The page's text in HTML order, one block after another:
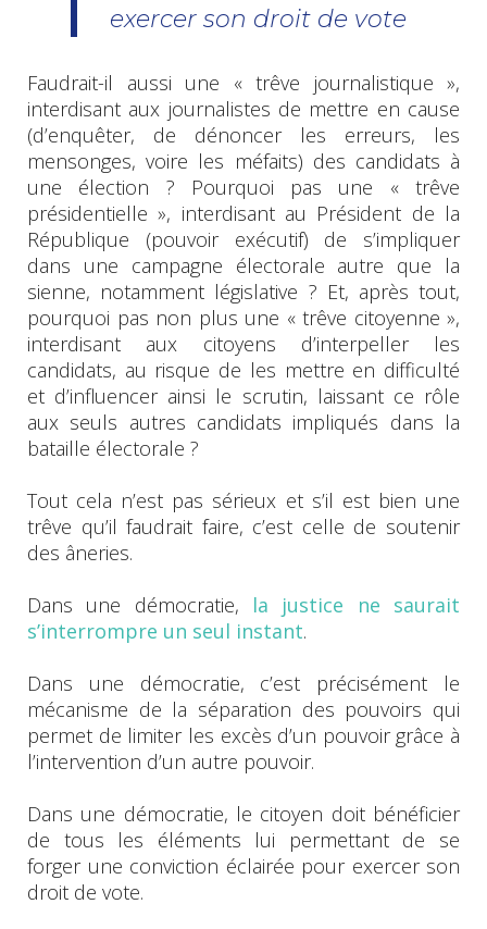
exercer son droit de vote
Faudrait-il aussi une « trêve journalistique »,
interdisant aux journalistes de mettre en cause
(d’enquêter, de dénoncer les erreurs, les
mensonges, voire les méfaits) des candidats à
une élection ? Pourquoi pas une « trêve
présidentielle », interdisant au Président de la
République (pouvoir exécutif) de s’impliquer
dans une campagne électorale autre que la
sienne, notamment législative ? Et, après tout,
pourquoi pas non plus une « trêve citoyenne »,
interdisant aux citoyens d’interpeller les
candidats, au risque de les mettre en difficulté
et d’influencer ainsi le scrutin, laissant ce rôle
aux seuls autres candidats impliqués dans la
bataille électorale ?
Tout cela n’est pas sérieux et s’il est bien une
trêve qu’il faudrait faire, c’est celle de soutenir
des âneries.
Dans une démocratie, la justice ne saurait
s’interrompre un seul instant.
Dans une démocratie, c’est précisément le
mécanisme de la séparation des pouvoirs qui
permet de limiter les excès d’un pouvoir grâce à
l’intervention d’un autre pouvoir.
Dans une démocratie, le citoyen doit bénéficier
de tous les éléments lui permettant de se
forger une conviction éclairée pour exercer son
droit de vote.